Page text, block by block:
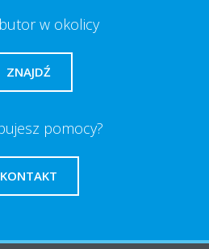
w okolicy
ZNAJDŹ
pomocy?
KONTAKT